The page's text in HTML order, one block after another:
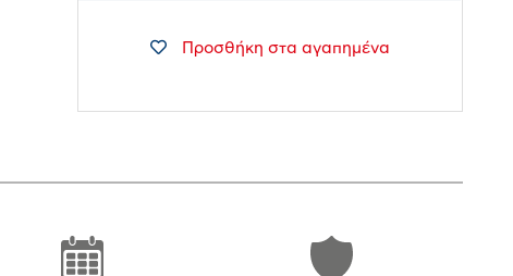
Προσθήκη στα αγαπημένα